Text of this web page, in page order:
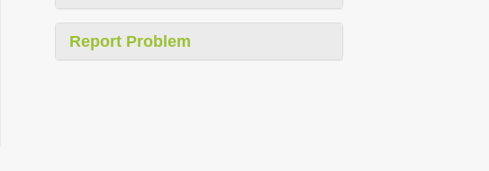
Report Problem